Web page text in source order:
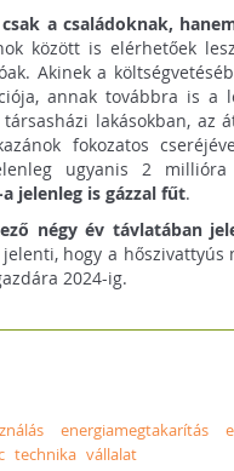
a családoknak,
között is elérhetőek
Akinek a
annak továbbra is a
lakásokban, az
fokozatos
ugyanis 2
jelenleg is gázzal fűt.
négy év távlatában
jelenti, hogy a hőszivattyús
2024-ig.
energiamegtakarítás
technika vállalat